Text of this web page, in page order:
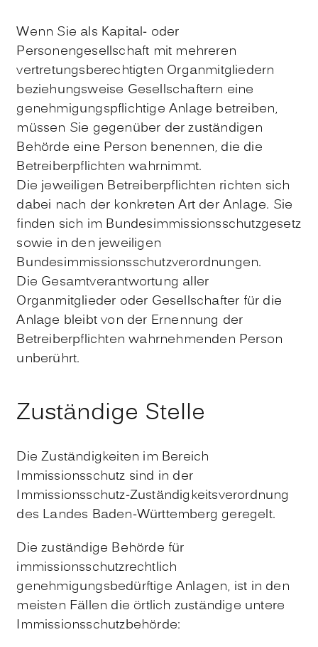
Wenn Sie als Kapital- oder
Personengesellschaft mit mehreren
vertretungsberechtigten Organmitgliedern
beziehungsweise Gesellschaftern eine
genehmigungspflichtige Anlage betreiben,
müssen Sie gegenüber der zuständigen
Behörde eine Person benennen, die die
Betreiberpflichten wahrnimmt.
Die jeweiligen Betreiberpflichten richten sich
dabei nach der konkreten Art der Anlage. Sie
finden sich im Bundesimmissionsschutzgesetz
sowie in den jeweiligen
Bundesimmissionsschutzverordnungen.
Die Gesamtverantwortung aller
Organmitglieder oder Gesellschafter für die
Anlage bleibt von der Ernennung der
Betreiberpflichten wahrnehmenden Person
unberührt.
Zuständige Stelle
Die Zuständigkeiten im Bereich
Immissionsschutz sind in der
Immissionsschutz-Zuständigkeitsverordnung
des Landes Baden-Württemberg geregelt.
Die zuständige Behörde für
immissionsschutzrechtlich
genehmigungsbedürftige Anlagen, ist in den
meisten Fällen die örtlich zuständige untere
Immissionsschutzbehörde: